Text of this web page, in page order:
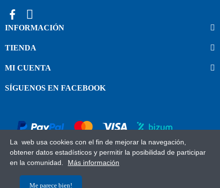
INFORMACIÓN
TIENDA
MI CUENTA
SÍGUENOS EN FACEBOOK
La web usa cookies con el fin de mejorar la navegación,
obtener datos estadísticos y permitir la posibilidad de participar
en la comunidad.
Más información
Me parece bien!